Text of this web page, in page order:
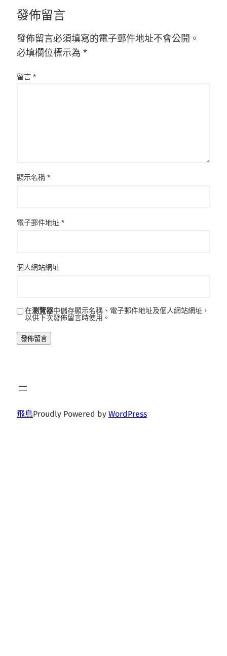
發佈留言
發佈留言必須填寫的電子郵件地址不會公開。
必填欄位標示為 *
留言 *
顯示名稱 *
電子郵件地址 *
個人網站網址
在瀏覽器中儲存顯示名稱、電子郵件地址及個人網站網址，
以供下次發佈留言時使用。
飛鳥Proudly Powered by WordPress